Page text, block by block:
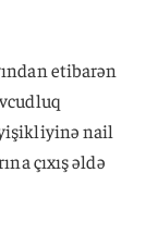
etibarən
nail
çıxış əldə